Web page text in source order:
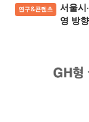
연구&콘텐츠
서울시
영 방